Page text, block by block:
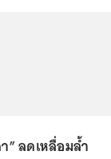
” ลดเหลื่อมล้ำ